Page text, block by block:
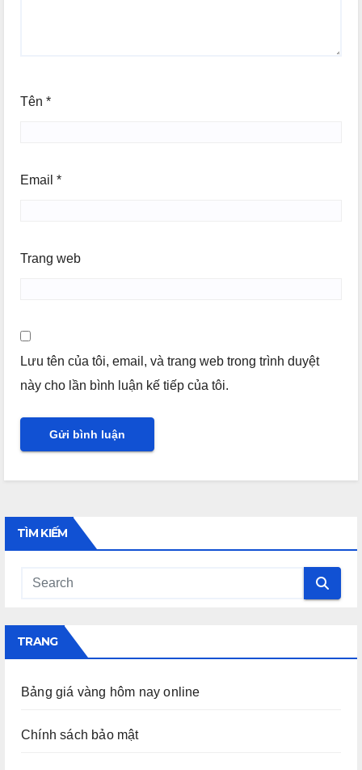
Tên *
Email *
Trang web
Lưu tên của tôi, email, và trang web trong trình duyệt
này cho lần bình luận kế tiếp của tôi.
TÌM KIẾM
TRANG
Bảng giá vàng hôm nay online
Chính sách bảo mật